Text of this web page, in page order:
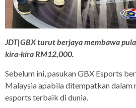
JDT|GBX turut berjaya membawa
kira-kira RM12,000.
Sebelum ini, pasukanGBX Esports
Malaysia apabila ditempatkan dalam
esports terbaik di dunia.